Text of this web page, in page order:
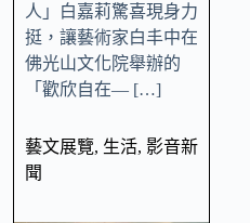
人」白嘉莉驚喜現身力
挺，讓藝術家白丰中在
佛光山文化院舉辦的
「歡欣自在— […]
藝文展覽, 生活, 影音新
聞